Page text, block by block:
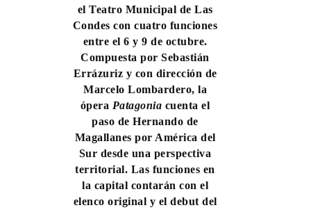
el Teatro Municipal de Las
Condes con cuatro funciones
entre el 6 y 9 de octubre.
Compuesta por Sebastián
Errázuriz y con dirección de
Marcelo Lombardero, la
ópera Patagonia cuenta el
paso de Hernando de
Magallanes por América del
Sur desde una perspectiva
territorial. Las funciones en
la capital contarán con el
elenco original y el debut del